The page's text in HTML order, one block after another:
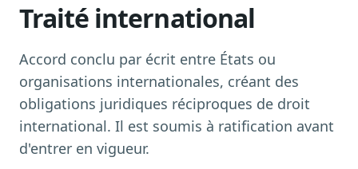
Transcriptions IA
Toutes les séances AN/Sénat transcrites
Synthèses IA
Résumés automatiques des dossiers longs
Veille des matinales radio
9 interviews politiques, analysées avant 10 h
Alertes personnalisées
Traité international
Accord conclu par écrit entre États ou
organisations internationales, créant des
obligations juridiques réciproques de droit
international. Il est soumis à ratification avant
d'entrer en vigueur.